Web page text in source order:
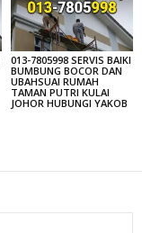
013-7805998 SERVIS BAIKI
BUMBUNG BOCOR DAN
UBAHSUAI RUMAH
TAMAN PUTRI KULAI
JOHOR HUBUNGI YAKOB